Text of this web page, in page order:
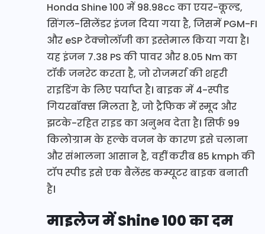
Honda Shine 100 में 98.98cc का एयर-कूल्ड,
सिंगल-सिलेंडर इंजन दिया गया है, जिसमें PGM-FI
और eSP टेक्नोलॉजी का इस्तेमाल किया गया है।
यह इंजन 7.38 PS की पावर और 8.05 Nm का
टॉर्क जनरेट करता है, जो रोजमर्रा की शहरी
राइडिंग के लिए पर्याप्त है। बाइक में 4-स्पीड
गियरबॉक्स मिलता है, जो ट्रैफिक में स्मूद और
झटके-रहित राइड का अनुभव देता है। सिर्फ 99
किलोग्राम के हल्के वजन के कारण इसे चलाना
और संभालना आसान है, वहीं करीब 85 kmph की
टॉप स्पीड इसे एक बैलेंस्ड कम्यूटर बाइक बनाती
है।
माइलेज में Shine 100 का दम